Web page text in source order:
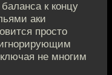
к концу
аки
просто
не многим